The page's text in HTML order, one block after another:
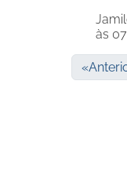
às
«